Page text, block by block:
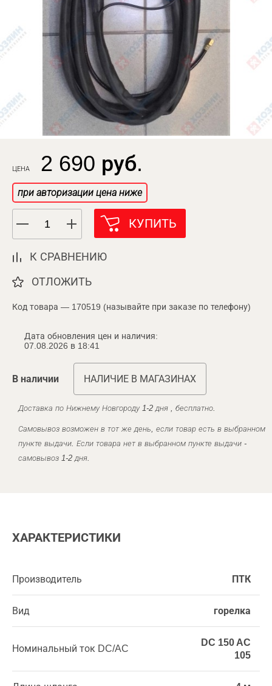
ЦЕНА 2 690 руб.
при авторизации цена ниже
КУПИТЬ
К СРАВНЕНИЮ
ОТЛОЖИТЬ
Код товара — 170519 (называйте при заказе по телефону)
Дата обновления цен и наличия:
07.08.2026 в 18:41
В наличии НАЛИЧИЕ В МАГАЗИНАХ
Доставка по Нижнему Новгороду 1-2 дня , бесплатно.
Самовывоз возможен в тот же день, если товар есть в выбранном
пункте выдачи. Если товара нет в выбранном пункте выдачи -
самовывоз 1-2 дня.
ХАРАКТЕРИСТИКИ
Производитель ПТК
Вид горелка
Номинальный ток DC/AC
DC 150 AC
105